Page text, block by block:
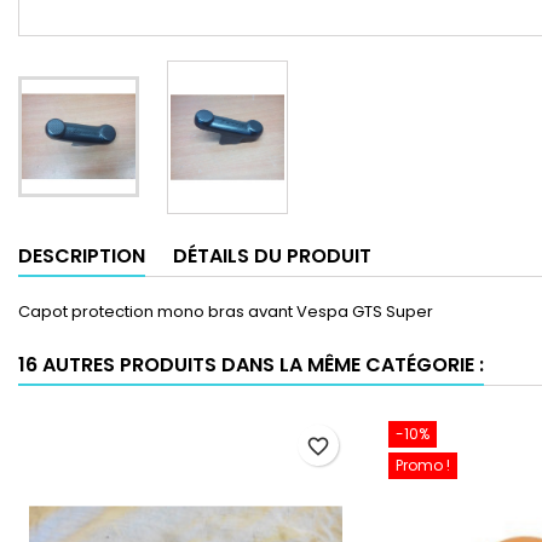
DESCRIPTION DÉTAILS DU PRODUIT
Capot protection mono bras avant Vespa GTS Super
16 AUTRES PRODUITS DANS LA MÊME CATÉGORIE :
favorite_border
-10%
Promo !